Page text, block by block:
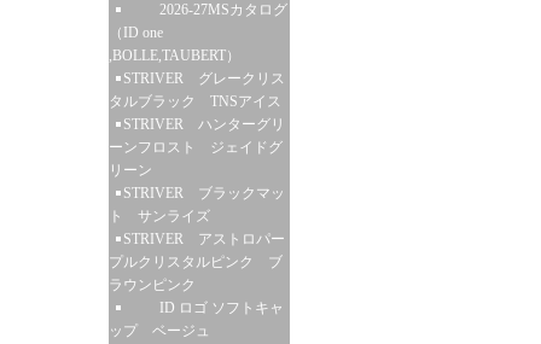
2026-27MSカタログ
（ID one
,BOLLE,TAUBERT）
STRIVER グレークリス
タルブラック TNSアイス
STRIVER ハンターグリ
ーンフロスト ジェイドグ
リーン
STRIVER ブラックマッ
ト サンライズ
STRIVER アストロパー
プルクリスタルピンク ブ
ラウンピンク
ID ロゴ ソフトキャ
ップ ベージュ